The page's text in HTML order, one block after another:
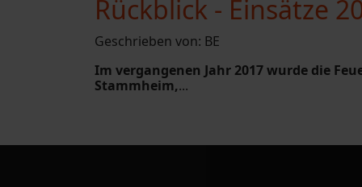
Rückblick - Einsätze
Geschrieben von: BE
Im vergangenen Jahr 2017 wurde die
Stammheim,...